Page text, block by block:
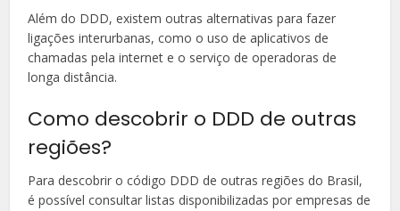
Além do DDD, existem outras alternativas para fazer
ligações interurbanas, como o uso de aplicativos de
chamadas pela internet e o serviço de operadoras de
longa distância.
Como descobrir o DDD de outras
regiões?
Para descobrir o código DDD de outras regiões do Brasil,
é possível consultar listas disponibilizadas por empresas de